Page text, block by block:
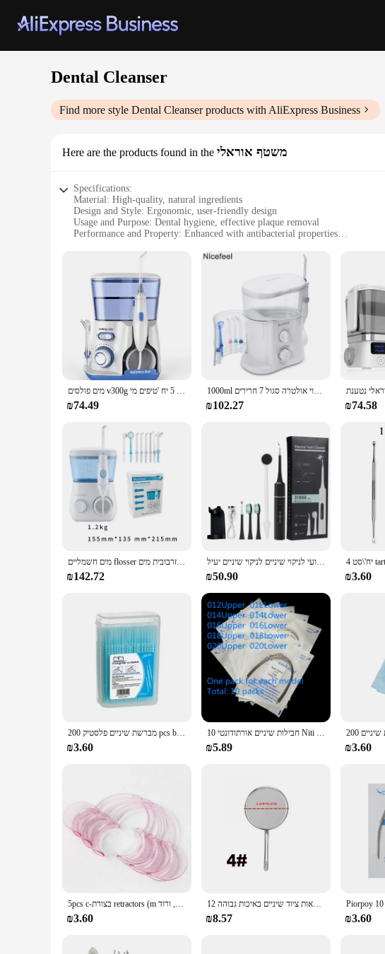
Dental Cleanser
Find more style Dental Cleanserproducts with AliExpress Business
Here are the products found in the משטף אוראלי
Specifications:
Material: High-quality, natural ingredients
Design and Style: Ergonomic, user-friendly design
Usage and Purpose: Dental hygiene, effective plaque removal
Performance and Property: Enhanced with antibacterial properties
Quantity: Available in bulk sets for wholesale and vendor purchases
Features:
**Advanced Dental Care for Everyone**
The Dental Cleanser is an essential tool for maintaining optimal oral
experience. Its ergonomic design is not only aesthetically pleasing but also
replacement heads are engineered to provide a thorough clean, targeting
**Superior Performance and Hygiene**
The Dental Cleanser is designed with the user's comfort and safety in
infection and ensuring a hygienic oral care routine. The toothbrush head's
grip, making it suitable for extended use. The product is available in bulk
**Tailored for Professional Use and Home Care**
clinics and personal use at home. The product's performance and property
features and comprehensive set, the Dental Cleanser is a valuable asset for
מים פולסים v300g אוראלי מחליק אוראלי 5 יח 'טיפים מי flosser ניקוי חשמלי 800 מ ל "ל היגיינת הפה דנטלי לטיפול אוראלי
₪74.49
1000ml חשמלי אוראלי משטף שיניים אבקת אוראלי ניקוי סוכן אוראלי טיפול שיניים אבקת ספא חיטוי אולטרה סגול 7 חרירים
₪102.27 ₪74.58
מים חשמליים flosser הזרקת מים חשמליים 600 מ "ל שיניים שיניים ניקוי 8 זרבובית מים flosser flosser שיניים ניקוי שיניים מנקה
₪142.72
מסיר אבנית שיניים נייד מסיר אבנית כלי מקצועי לניקוי שיניים לניקוי שיניים יעיל
₪50.90 ₪3.60
מברשת שיניים פלסטיק 200 pcs boothed פלסטיק שיניים מברשת שיניים חד פעמי שיניים מברשת שיניים בחירת חוט דנטלי
₪3.60
10 חבילות שיניים אורתודונטי Niti קשת חוט סופר אלסטי עגול מלבני דמוי ביצה Archwires טופס שיניים סד רופא שיניים חומרים
₪5.89 ₪3.60
5pcs c-בצורת retractors (m גודל, ורוד) הפה פותחן שיניים טיפול פותחן שיניים עבור תיקון ציוד שיניים
₪3.60
12 יח'\קופסא שיניים נירוסטה הפה מראה שיניים 4/5 אנטי ערפל מול פני השטח שיניים רפואת שיניים מראות ציוד שיניים באיכות גבוהה
₪8.57 ₪3.60